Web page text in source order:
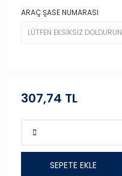
ARAÇ ŞASE NUMARASI
307,74 TL
SEPETE EKLE